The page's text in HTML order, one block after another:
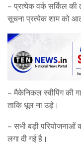
– प्रत्येक वर्क सर्किल
सूचना प्रत्येक शाम को
– मैकेनिकल स्वीपिंग की
ताकि धूल ना उड़े।
– सभी बड़ी परियोजनाओं
लगा दी गई है।